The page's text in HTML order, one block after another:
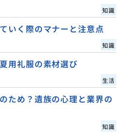
知識
いく際のマナーと注意点
知識
用礼服の素材選び
生活
ため？遺族の心理と業界の
知識